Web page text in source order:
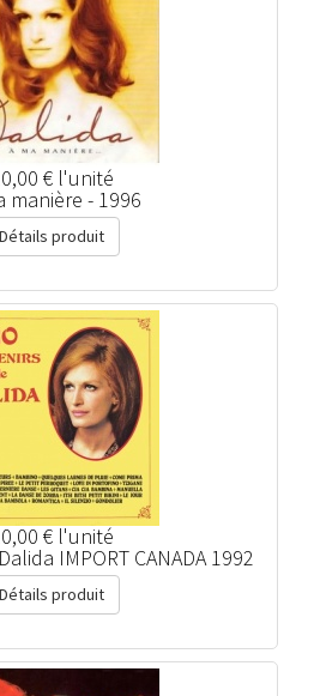
€ l'unité
manière - 1996
Détails produit
€ l'unité
IMPORT CANADA 1992
Détails produit